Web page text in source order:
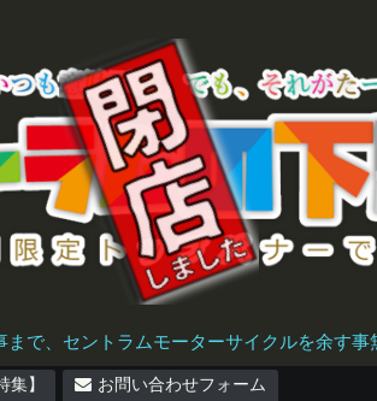
で、セントラムモーターサイクルを余す事
集】 お問い合わせフォーム